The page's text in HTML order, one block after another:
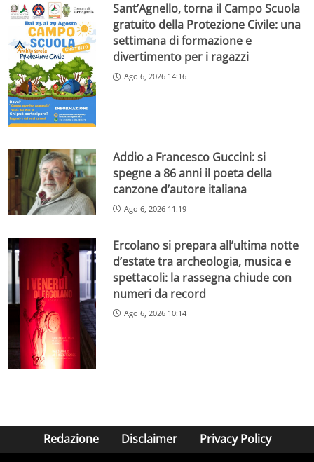
Sant’Agnello, torna il Campo Scuola
gratuito della Protezione Civile: una
settimana di formazione e
divertimento per i ragazzi
Ago 6, 2026 14:16
Addio a Francesco Guccini: si
spegne a 86 anni il poeta della
canzone d’autore italiana
Ago 6, 2026 11:19
Ercolano si prepara all’ultima notte
d’estate tra archeologia, musica e
spettacoli: la rassegna chiude con
numeri da record
Ago 6, 2026 10:14
Redazione Disclaimer Privacy Policy